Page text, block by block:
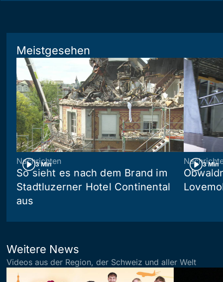
Meistgesehen
3 Min
Nachrichten
So sieht es nach dem Brand im
Stadtluzerner Hotel Continental
aus
3 Min
Weitere News
Videos aus der Region, der Schweiz und aller Welt